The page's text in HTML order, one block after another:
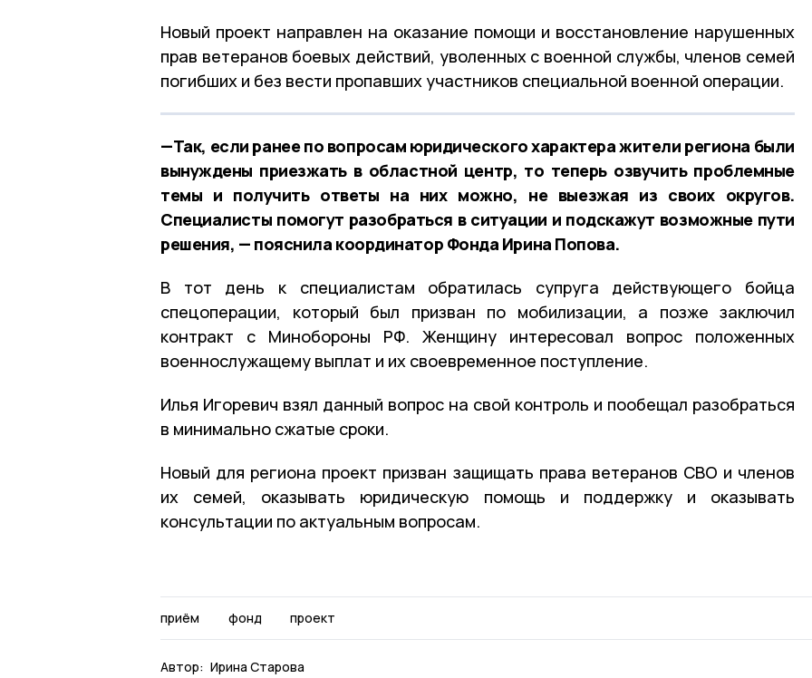
Новый проект направлен на оказание помощи и восстановление нарушенных
прав ветеранов боевых действий, уволенных с военной службы, членов семей
погибших и без вести пропавших участников специальной военной операции.
—Так, если ранее по вопросам юридического характера жители региона были
вынуждены приезжать в областной центр, то теперь озвучить проблемные
темы и получить ответы на них можно, не выезжая из своих округов.
Специалисты помогут разобраться в ситуации и подскажут возможные пути
решения, — пояснила координатор Фонда Ирина Попова.
В тот день к специалистам обратилась супруга действующего бойца
спецоперации, который был призван по мобилизации, а позже заключил
контракт с Минобороны РФ. Женщину интересовал вопрос положенных
военнослужащему выплат и их своевременное поступление.
Илья Игоревич взял данный вопрос на свой контроль и пообещал разобраться
в минимально сжатые сроки.
Новый для региона проект призван защищать права ветеранов СВО и членов
их семей, оказывать юридическую помощь и поддержку и оказывать
консультации по актуальным вопросам.
приём фонд проект
Автор: Ирина Старова